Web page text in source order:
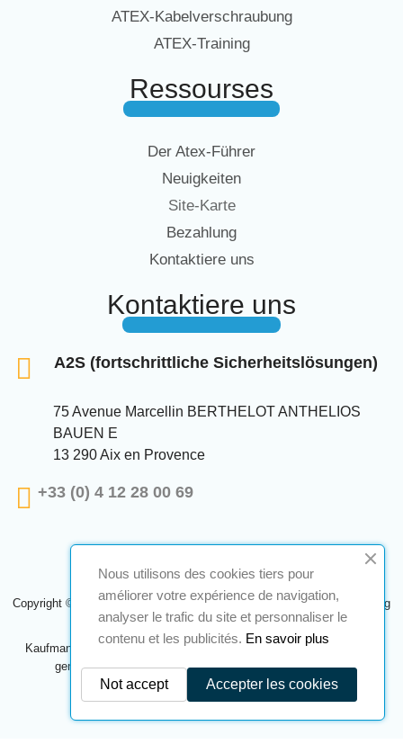
ATEX-Kabelverschraubung
ATEX-Training
Ressourses
Der Atex-Führer
Neuigkeiten
Site-Karte
Bezahlung
Kontaktiere uns
Kontaktiere uns
A2S (fortschrittliche Sicherheitslösungen)
75 Avenue Marcellin BERTHELOT ANTHELIOS
BAUEN E
13 290 Aix en Provence
+33 (0) 4 12 28 00 69
Copyright © 2024 A2S ATEX. Alle Rechte vorbehalten. Eine Realisierung
Navilog
Kaufmann, der von der offensichtlichen Meinung des Unternehmens
genehmigt wurde,Klicken Sie hier, um es zu überprüfen.
Nous utilisons des cookies tiers pour
améliorer votre expérience de navigation,
analyser le trafic du site et personnaliser le
contenu et les publicités. En savoir plus
Accepter les cookies
Not accept